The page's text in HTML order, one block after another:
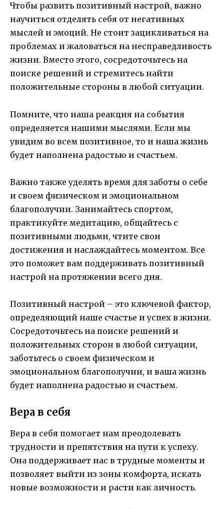
Чтобы развить позитивный настрой, важно
научиться отделять себя от негативных
мыслей и эмоций. Не стоит зацикливаться на
проблемах и жаловаться на несправедливость
жизни. Вместо этого, сосредоточьтесь на
поиске решений и стремитесь найти
положительные стороны в любой ситуации.
Помните, что наша реакция на события
определяется нашими мыслями. Если мы
увидим во всем позитивное, то и наша жизнь
будет наполнена радостью и счастьем.
Важно также уделять время для заботы о себе
и своем физическом и эмоциональном
благополучии. Занимайтесь спортом,
практикуйте медитацию, общайтесь с
позитивными людьми, чтите свои
достижения и наслаждайтесь моментом. Все
это поможет вам поддерживать позитивный
настрой на протяжении всего дня.
Позитивный настрой – это ключевой фактор,
определяющий наше счастье и успех в жизни.
Сосредоточьтесь на поиске решений и
положительных сторон в любой ситуации,
заботьтесь о своем физическом и
эмоциональном благополучии, и ваша жизнь
будет наполнена радостью и счастьем.
Вера в себя
Вера в себя помогает нам преодолевать
трудности и препятствия на пути к успеху.
Она поддерживает нас в трудные моменты и
позволяет выйти из зоны комфорта, искать
новые возможности и расти как личность.